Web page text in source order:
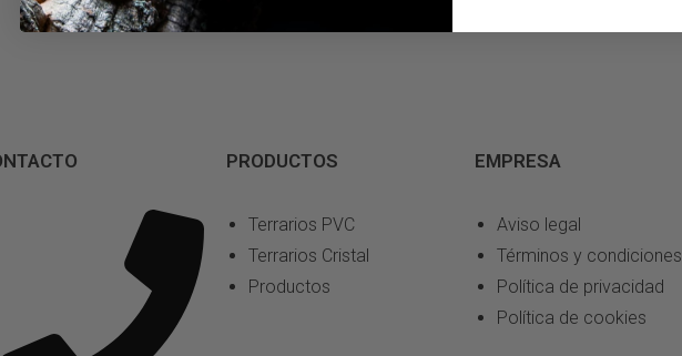
PRODUCTOS
Terrarios PVC
Terrarios Cristal
Productos
EMPRESA
Aviso legal
Términos y condiciones
Política de privacidad
Política de cookies